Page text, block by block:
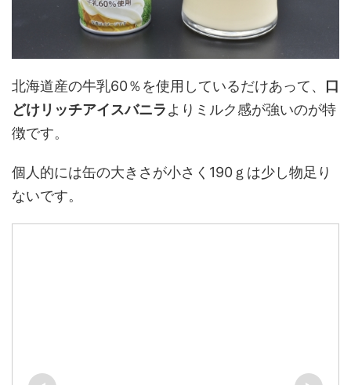
北海道産の牛乳60％を使用しているだけあって、 口
どけリッチアイスバニラよりミルク感が強いのが特
徴です。
個人的には缶の大きさが小さく190ｇは少し物足り
ないです。